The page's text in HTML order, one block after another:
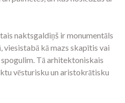
naktsgaldiņš ir monumentāls
viesistabā kā mazs skapītis vai
Tā arhitektoniskais
vēsturisku un aristokrātisku